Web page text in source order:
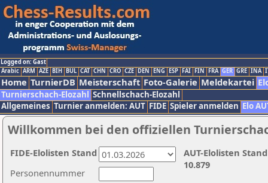
Logged on: Gast
Arabic ARM AZE BIH BUL CAT CHN CRO CZE DEN ENG ESP FAI FIN FRA GER GRE INA
Home TurnierDB Meisterschaft Foto-Galerie Meldekartei
Turnierschach-Elozahl Schnellschach-Elozahl
Allgemeines Turnier anmelden: AUT FIDE Spieler anmelden Elo
Willkommen bei den offiziellen
Personennummer
AUT-Elolisten
10.879
FIDE-Elolisten Stand